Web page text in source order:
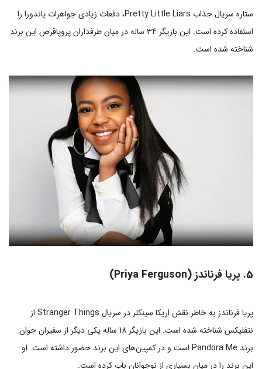
ستاره سریال جذاب Pretty Little Liars، دفعات زیادی جواهرات پاندورا را
استفاده کرده است. این بازیگر 34 ساله در میان طرفداران پروپاقرص این برند
شناخته شده است.
5. پریا فرناندز (Priya Ferguson)
پریا فرناندز به خاطر نقش اریکا سینکلر در سریال Stranger Things از
نتفلیکس شناخته شده است. این بازیگر 18 ساله یکی دیگر از سفیران جوان
برند Pandora Me است و در کمپین‌های این برند حضور داشته است. او
این برند را در میان بسیاری از نوجوانان باب کرده است.